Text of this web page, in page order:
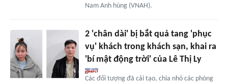
Nam Anh hùng (VNAH).
2 'chân dài' bị bắt quả tang 'phục
vụ' khách trong khách sạn, khai ra
'bí mật động trời' của Lê Thị Ly
Các đối tượng đã cải tạo, chia nhỏ các phòng